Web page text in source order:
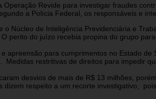
Revide para investigar fraudes
a Polícia Federal, os responsáveis e
Núcleo de Inteligência Previdenciária e
perito do juízo recebia propina do grupo
apreensão para cumprimentos no Estado
Medidas restritivas de direitos para impedir
desvios de mais de R$ 13 milhões,
respeito a um recorte investigativo,